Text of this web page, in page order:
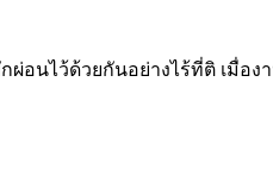
ผ่อนไว้ด้วยกันอย่างไร้ที่ติ เมื่อ